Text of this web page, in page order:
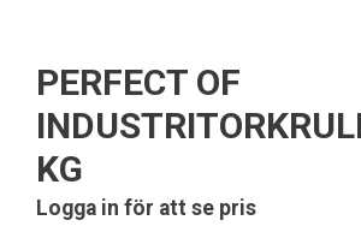
PERFECT OF
KG
Logga in för att se pris